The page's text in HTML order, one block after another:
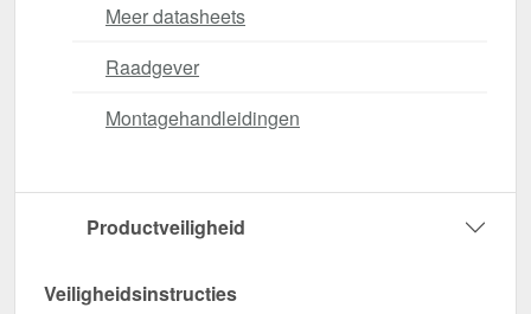
Meer datasheets
Raadgever
Montagehandleidingen
Productveiligheid
Veiligheidsinstructies